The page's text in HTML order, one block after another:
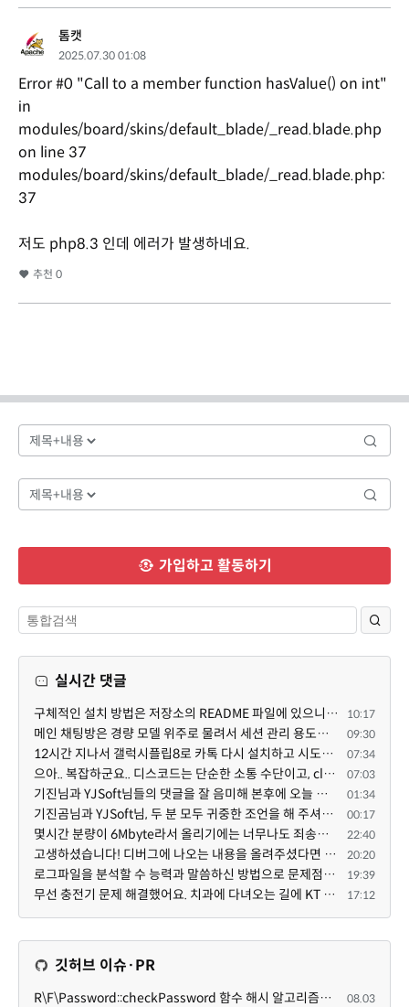
톰캣
2025.07.30 01:08
Error #0 "Call to a member function hasValue() on int"
in
modules/board/skins/default_blade/_read.blade.php
on line 37
modules/board/skins/default_blade/_read.blade.php:
37
저도 php8.3 인데 에러가 발생하네요.
추천 0
가입하고 활동하기
실시간 댓글
구체적인 설치 방법은 저장소의 README 파일에 있으니, 본문은 좀 덜 복잡해 보이도록^^ 줄여 보시면 어떨까... 10:17
메인 채팅방은 경량 모델 위주로 물려서 세션 관리 용도로만 쓰고, 각 기능 구현 세션은 디스코드 내의 스레... 09:30
12시간 지나서 갤럭시플립8로 카톡 다시 설치하고 시도했는데 같은 전화번호로 가입된 카카오톡이 있다고 나... 07:34
으아.. 복잡하군요.. 디스코드는 단순한 소통 수단이고, claude와 codex를 엮어서 author / reviewer를 나누... 07:03
기진님과 YJSoft님들의 댓글을 잘 음미해 본후에 오늘 이시간부터 저를 도와 주는 챗지피티와 저는 /XE 에 ... 01:34
기진곰님과 YJSoft님, 두 분 모두 귀중한 조언을 해 주셔서 진심으로 감사드립니다. 두 분의 답변을 여러 번... 00:17
몇시간 분량이 6Mbyte라서 올리기에는 너무나도 죄송스럽기에 재미나이에게 의뢰했습니다. 22:40
고생하셨습니다! 디버그에 나오는 내용을 올려주셨다면 도움을 드릴 수 있었을지도 모르지만, 아무래도 댓글... 20:20
로그파일을 분석할 수 능력과 말씀하신 방법으로 문제점을 찾아도 ... 이게 뭔말인지 이해할 수 없는 상황이... 19:39
무선 충전기 문제 해결했어요. 치과에 다녀오는 길에 KT 매장에 잠깐 들렀어요. KT매장에 물어보니까 그 원... 17:12
깃허브 이슈·PR
R\F\Password::checkPassword 함수 해시 알고리즘을 암시적으로 호출하는 경우 Argon2id 해시 비교 실패 08.03